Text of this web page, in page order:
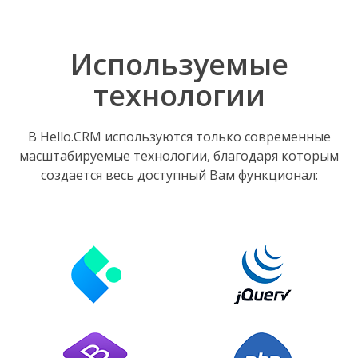
Используемые
технологии
В Hello.CRM используются только современные
масштабируемые технологии, благодаря которым
создается весь доступный Вам функционал: